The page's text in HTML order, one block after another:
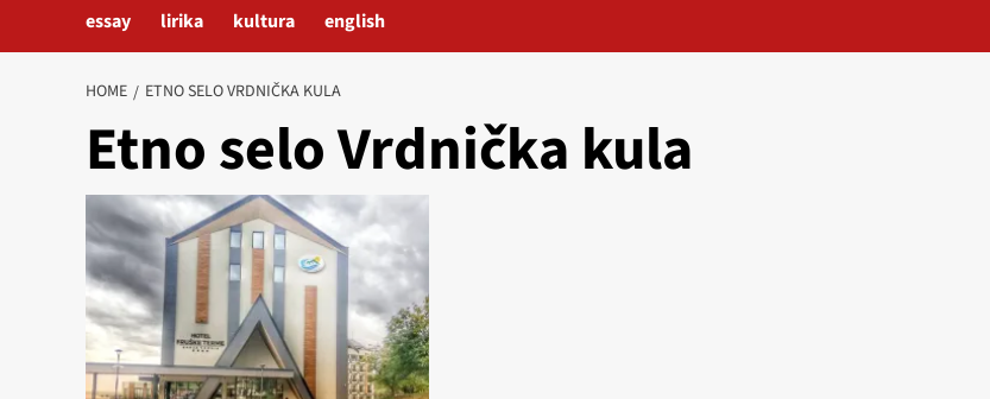
essay lirika kultura english
HOME ETNO SELO VRDNIČKA KULA
Etno selo Vrdnička kula